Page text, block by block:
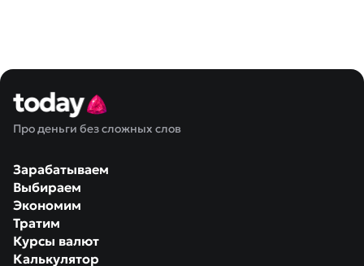
Про деньги без сложных слов
Зарабатываем
Выбираем
Экономим
Тратим
Курсы валют
Калькулятор